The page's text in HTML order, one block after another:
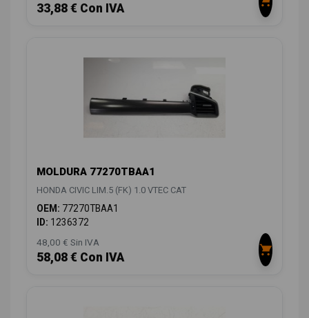
33,88 € Con IVA
MOLDURA 77270TBAA1
HONDA CIVIC LIM.5 (FK) 1.0 VTEC CAT
OEM: 77270TBAA1
ID: 1236372
48,00 € Sin IVA
58,08 € Con IVA